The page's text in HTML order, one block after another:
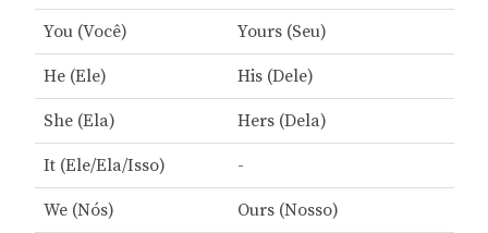
You (Você) Yours (Seu)
He (Ele) His (Dele)
She (Ela) Hers (Dela)
It (Ele/Ela/Isso) -
We (Nós) Ours (Nosso)